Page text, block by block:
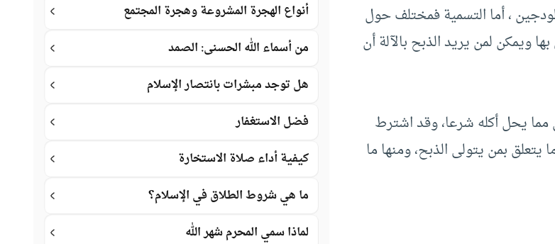
، أما التسمية فمختلف حول
ويمكن لمن يريد الذبح بالآلة أن
مما يحل أكله شرعا، وقد اشترط
يتعلق بمن يتولى الذبح، ومنها ما
أنواع الهجرة المشروعة وهجرة المجتمع
من أسماء الله الحسنى: الصمد
هل توجد مبشرات بانتصار الإسلام
فضل الاستغفار
كيفية أداء صلاة الاستخارة
ما هي شروط الطلاق في الإسلام؟
لماذا سمي المحرم شهر الله